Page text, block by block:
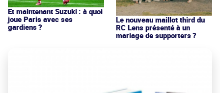
Et maintenant Suzuki : à quoi
joue Paris avec ses
gardiens ?
Le nouveau maillot third du
RC Lens présenté à un
mariage de supporters ?